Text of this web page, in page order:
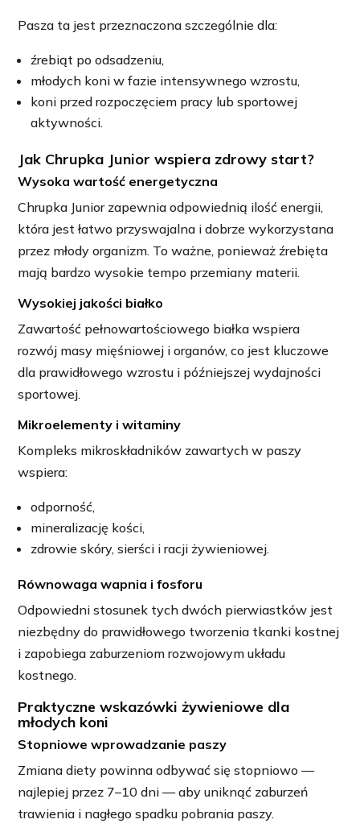
Pasza ta jest przeznaczona szczególnie dla:
źrebiąt po odsadzeniu,
młodych koni w fazie intensywnego wzrostu,
koni przed rozpoczęciem pracy lub sportowej
aktywności.
Jak Chrupka Junior wspiera zdrowy start?
Wysoka wartość energetyczna
Chrupka Junior zapewnia odpowiednią ilość energii,
która jest łatwo przyswajalna i dobrze wykorzystana
przez młody organizm. To ważne, ponieważ źrebięta
mają bardzo wysokie tempo przemiany materii.
Wysokiej jakości białko
Zawartość pełnowartościowego białka wspiera
rozwój masy mięśniowej i organów, co jest kluczowe
dla prawidłowego wzrostu i późniejszej wydajności
sportowej.
Mikroelementy i witaminy
Kompleks mikroskładników zawartych w paszy
wspiera:
odporność,
mineralizację kości,
zdrowie skóry, sierści i racji żywieniowej.
Równowaga wapnia i fosforu
Odpowiedni stosunek tych dwóch pierwiastków jest
niezbędny do prawidłowego tworzenia tkanki kostnej
i zapobiega zaburzeniom rozwojowym układu
kostnego.
Praktyczne wskazówki żywieniowe dla
młodych koni
Stopniowe wprowadzanie paszy
Zmiana diety powinna odbywać się stopniowo —
najlepiej przez 7–10 dni — aby uniknąć zaburzeń
trawienia i nagłego spadku pobrania paszy.